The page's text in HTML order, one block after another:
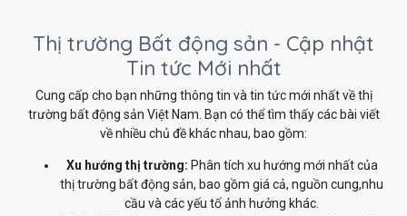
Thị trường Bất động sản - Cập nhật
Tin tức Mới nhất
Cung cấp cho bạn những thông tin và tin tức mới nhất về thị
trường bất động sản Việt Nam. Bạn có thể tìm thấy các bài viết
về nhiều chủ đề khác nhau, bao gồm:
Xu hướng thị trường: Phân tích xu hướng mới nhất của
thị trường bất động sản, bao gồm giá cả, nguồn cung,nhu
cầu và các yếu tố ảnh hưởng khác.